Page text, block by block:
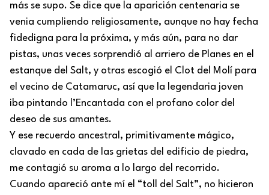
más se supo. Se dice que la aparición centenaria se
venia cumpliendo religiosamente, aunque no hay fecha
fidedigna para la próxima, y más aún, para no dar
pistas, unas veces sorprendió al arriero de Planes en el
estanque del Salt, y otras escogió el Clot del Molí para
el vecino de Catamaruc, así que la legendaria joven
iba pintando l’Encantada con el profano color del
deseo de sus amantes.
Y ese recuerdo ancestral, primitivamente mágico,
clavado en cada de las grietas del edificio de piedra,
me contagió su aroma a lo largo del recorrido.
Cuando apareció ante mí el “toll del Salt”, no hicieron